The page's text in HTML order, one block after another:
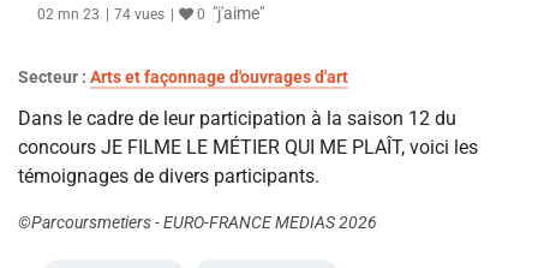
02 mn 23 74 vues 0 "j'aime"
Secteur : Arts et façonnage d'ouvrages d'art
Dans le cadre de leur participation à la saison 12 du
concours JE FILME LE MÉTIER QUI ME PLAÎT, voici les
témoignages de divers participants.
©Parcoursmetiers - EURO-FRANCE MEDIAS 2026